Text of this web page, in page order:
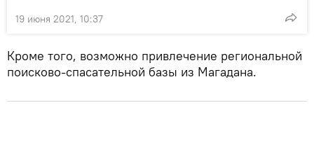
19 июня 2021, 10:37
Кроме того, возможно привлечение региональной
поисково-спасательной базы из Магадана.